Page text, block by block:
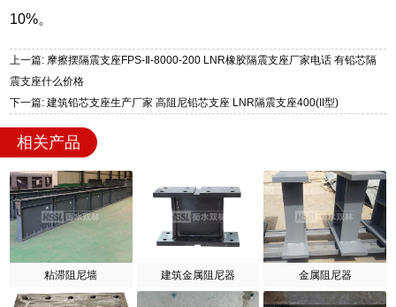
10%。
上一篇: 摩擦摆隔震支座FPS-Ⅱ-8000-200 LNR橡胶隔震支座厂家电话 有铅芯隔
震支座什么价格
下一篇: 建筑铅芯支座生产厂家 高阻尼铅芯支座 LNR隔震支座400(II型)
相关产品
粘滞阻尼墙 建筑金属阻尼器 金属阻尼器